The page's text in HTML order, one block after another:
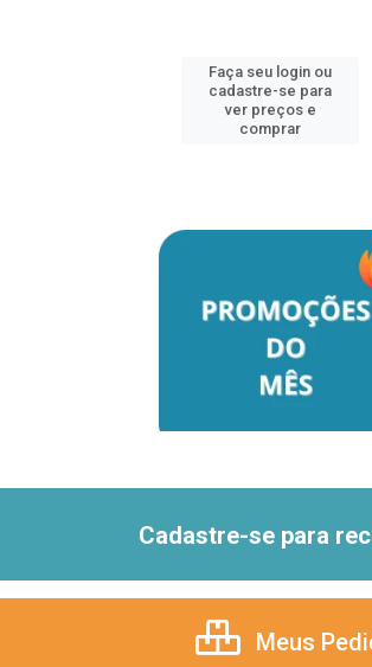
Faça seu login ou
cadastre-se para
ver preços e
comprar
Cadastre-se para
Meus